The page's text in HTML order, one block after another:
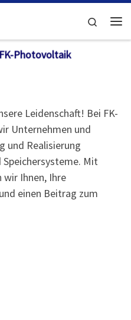
Search
Photovoltaik
Leidenschaft! Bei FK-
Unternehmen und
und Realisierung
Mit
wir Ihnen, Ihre
einen Beitrag zum